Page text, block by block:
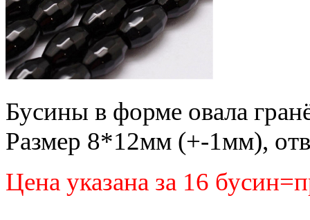
Бусины в форме овала
Размер 8*12мм (+-1мм),
Цена указана за 16